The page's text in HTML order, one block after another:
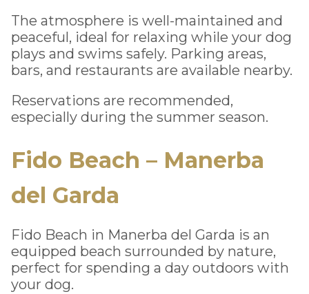
The atmosphere is well-maintained and
peaceful, ideal for relaxing while your dog
plays and swims safely. Parking areas,
bars, and restaurants are available nearby.
Reservations are recommended,
especially during the summer season.
Fido Beach – Manerba
del Garda
Fido Beach in Manerba del Garda is an
equipped beach surrounded by nature,
perfect for spending a day outdoors with
your dog.